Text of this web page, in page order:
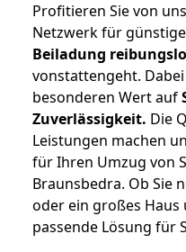
Profitieren Sie von
Netzwerk für
Beiladung
vonstattengeht.
besonderen Wert auf
Zuverlässigkeit. Die
Leistungen machen
für Ihren Umzug von
Braunsbedra. Ob Sie
oder ein großes
passende Lösung für